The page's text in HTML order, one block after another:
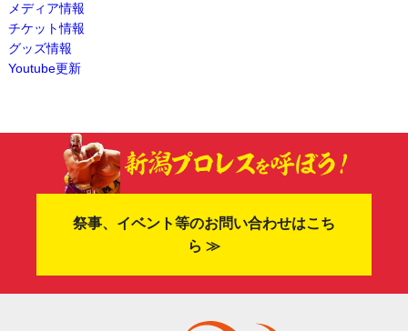
メディア情報
チケット情報
グッズ情報
Youtube更新
祭事、イベント等のお問い合わせはこち
ら ≫